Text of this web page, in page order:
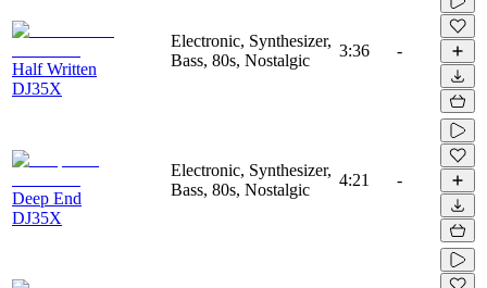
Half Written
DJ35X
Electronic, Synthesizer,
Bass, 80s, Nostalgic
3:36 -
Deep End
DJ35X
Electronic, Synthesizer,
Bass, 80s, Nostalgic
4:21 -